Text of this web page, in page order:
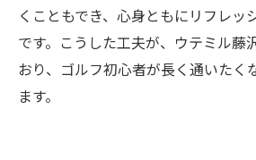
くこともでき、心身ともにリフレッ
です。こうした工夫が、ウテミル藤
おり、ゴルフ初心者が長く通いたく
ます。